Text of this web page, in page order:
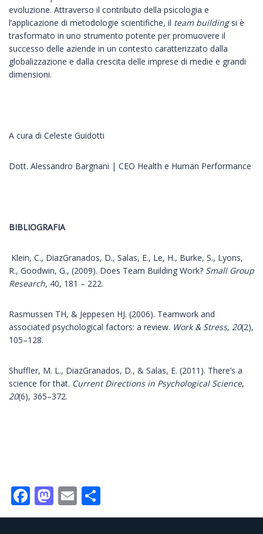
evoluzione. Attraverso il contributo della psicologia e
l’applicazione di metodologie scientifiche, il team buildingsi è
trasformato in uno strumento potente per promuovere il
successo delle aziende in un contesto caratterizzato dalla
globalizzazione e dalla crescita delle imprese di medie e grandi
dimensioni.
A cura di Celeste Guidotti
Dott. Alessandro Bargnani | CEO Health e Human Performance
BIBLIOGRAFIA
Klein, C., DiazGranados, D., Salas, E., Le, H., Burke, S., Lyons,
R., Goodwin, G., (2009). Does Team Building Work? Small Group
Research, 40, 181 – 222.
Rasmussen TH, & Jeppesen HJ. (2006). Teamwork and
associated psychological factors: a review. Work & Stress, 20(2),
105–128.
Shuffler, M. L., DiazGranados, D., & Salas, E. (2011). There’s a
science for that. Current Directions in Psychological Science,
20(6), 365–372.
Facebook
Mastodon
Email